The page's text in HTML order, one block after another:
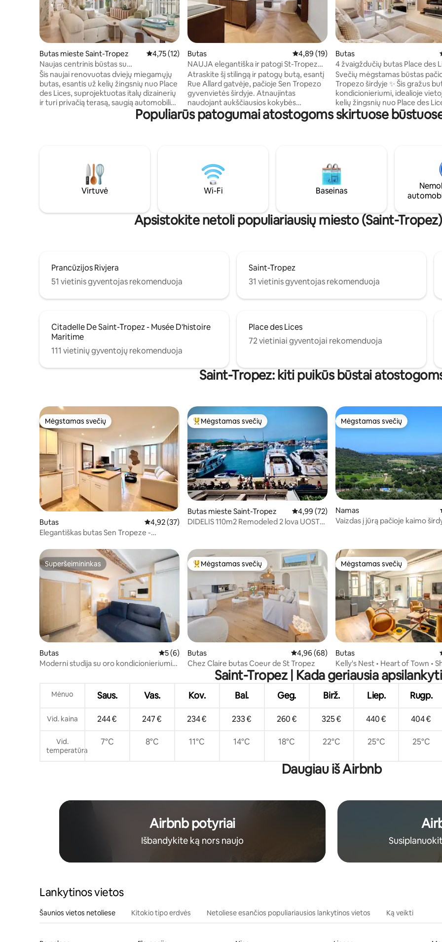
Butas mieste Saint-Tropez Vidutinis įvertinimas: 4,75 iš 5, atsiliepimų: 12
4,75 (12)
Naujas centrinis būstas su
2 miegamaisiais • Liftas • Vieta pasistatyti
automobilį • Terasa • Retas pasiūlymas
Šis naujai renovuotas dviejų miegamųjų
butas, esantis už kelių žingsnių nuo Place
des Lices, suprojektuotas italų dizainerių
ir turi privačią terasą, saugią automobilių
stovėjimo aikštelę ir liftą – tai reta Saint-
puikiai tinka rytinei kavai ar vakarams
prieš išeinant. Privatus būstas Sen
Tropeze – dabar priima pirmuosius
Butas Vidutinis įvertinimas: 4,89 iš 5, atsiliepimų: 19
4,89 (19)
NAUJA elegantiška ir patogi St-Tropez
širdis - aukščiausios klasės
Atraskite šį stilingą ir patogų butą, esantį
Rue Allard gatvėje, pačioje Sen Tropezo
gyvenvietės širdyje. Atnaujintas
naudojant aukščiausios kokybės
medžiagas, jis suderina eleganciją,
funkcionalumą ir šiuolaikiškumą.
parduotuvės, todėl galite visiškai
mėgautis Tropezijos gyvenimu
vaikščiodami pėsčiomis. Patalynė
(patalynė ir rankšluosčiai) yra skirta
Butas
4 žvaigždučių butas Place des
Svečių mėgstamas būstas
Tropezo širdyje ✨ Šis gražus butas su oro
kondicionieriumi, idealioje
kelių žingsnių nuo Place des
puikiai tinka apsistoti su šeima
draugais. Šviesi svetainė, pilnai įrengta
viskas, ko reikia nepamirštamai
Į kainą įskaičiuota vieta pastatyti
automobilį – tikra prabanga Sen
Populiarūs patogumai atostogoms skirtuose
Virtuvė Wi-Fi Baseinas
Apsistokite netoli populiariausių miesto (Saint-
Prancūzijos Rivjera
51 vietinis gyventojas rekomenduoja
Saint-Tropez
31 vietinis gyventojas rekomenduoja
Citadelle De Saint-Tropez - Musée D'histoire
Maritime
111 vietinių gyventojų rekomenduoja
Place des Lices
72 vietiniai gyventojai rekomenduoja
Saint-Tropez: kiti puikūs būstai
Mėgstamas svečių
Mėgstamas svečių
Butas Vidutinis įvertinimas: 4,92 iš 5, atsiliepimų: 37
4,92 (37)
Elegantiškas butas Sen Tropeze -
Svečių mėgstamiausias
Mėgstamas svečių
Butas mieste Saint-Tropez Vidutinis įvertinimas: 4,99 iš 5, atsiliepimų: 72
4,99 (72)
DIDELIS 110m2 Remodeled 2 lova UOSTE
Mėgstamas svečių
Mėgstamas svečių
Namas
Vaizdas į jūrą pačioje kaimo
Superšeimininkas
Superšeimininkas
Butas Vidutinis įvertinimas: 5 iš 5, atsiliepimų: 6
5 (6)
Moderni studija su oro kondicionieriumi
Svečių mėgstamiausias
Mėgstamas svečių
Butas Vidutinis įvertinimas: 4,96 iš 5, atsiliepimų: 68
4,96 (68)
Chez Claire butas Coeur de St Tropez
Mėgstamas svečių
Mėgstamas svečių
Butas
Kelly's Nest • Heart of Town •
Rentals
Saint-Tropez | Kada geriausia
Mėnuo Saus. Vas. Kov. Bal. Geg. Birž. Liep. Rugp.
Vid. kaina 244 € 247 € 234 € 233 € 260 € 325 € 440 € 404 €
Vid.
temperatūra
7°C 8°C 11°C 14°C 18°C 22°C 25°C 25°C
Daugiau iš Airbnb
Airbnb potyriai
Išbandykite ką nors naujo
Lankytinos vietos
Šaunios vietos netoliese Kitokio tipo erdvės Netoliese esančios populiariausios lankytinos vietos Ką veikti